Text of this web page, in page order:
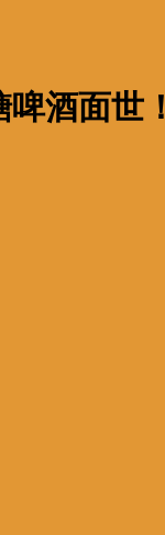
酒面世！